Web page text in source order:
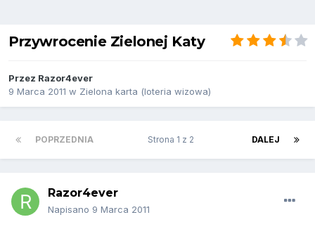
Przywrocenie Zielonej Katy
Przez Razor4ever
9 Marca 2011 w Zielona karta (loteria wizowa)
POPRZEDNIA DALEJ
Strona 1 z 2
Razor4ever
Napisano 9 Marca 2011